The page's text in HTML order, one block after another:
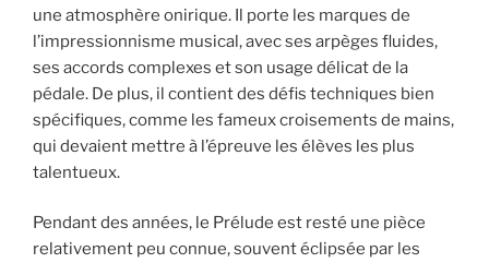
une atmosphère onirique. Il porte les marques de
l’impressionnisme musical, avec ses arpèges fluides,
ses accords complexes et son usage délicat de la
pédale. De plus, il contient des défis techniques bien
spécifiques, comme les fameux croisements de mains,
qui devaient mettre à l’épreuve les élèves les plus
talentueux.
Pendant des années, le Prélude est resté une pièce
relativement peu connue, souvent éclipsée par les